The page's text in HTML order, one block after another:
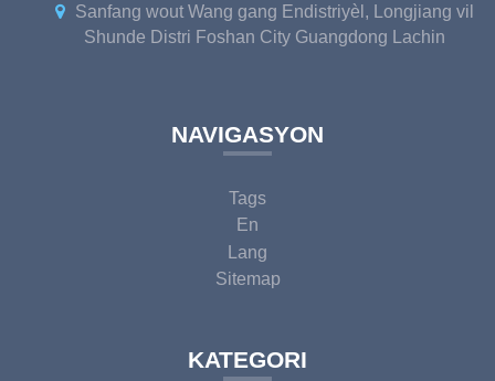
Sanfang wout Wang gang Endistriyèl, Longjiang vil
Shunde Distri Foshan City Guangdong Lachin
NAVIGASYON
Tags
En
Lang
Sitemap
KATEGORI